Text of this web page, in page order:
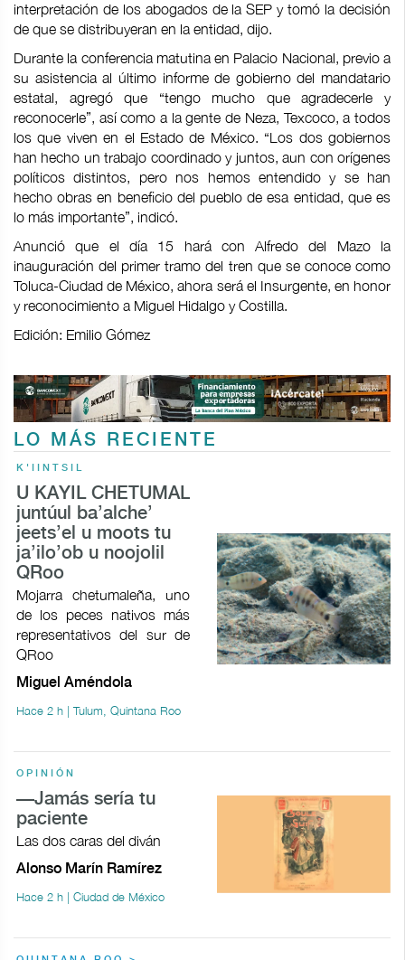
interpretación de los abogados de la SEP y tomó la decisión
de que se distribuyeran en la entidad, dijo.
Durante la conferencia matutina en Palacio Nacional, previo a
su asistencia al último informe de gobierno del mandatario
estatal, agregó que “tengo mucho que agradecerle y
reconocerle”, así como a la gente de Neza, Texcoco, a todos
los que viven en el Estado de México. “Los dos gobiernos
han hecho un trabajo coordinado y juntos, aun con orígenes
políticos distintos, pero nos hemos entendido y se han
hecho obras en beneficio del pueblo de esa entidad, que es
lo más importante”, indicó.
Anunció que el día 15 hará con Alfredo del Mazo la
inauguración del primer tramo del tren que se conoce como
Toluca-Ciudad de México, ahora será el Insurgente, en honor
y reconocimiento a Miguel Hidalgo y Costilla.
Edición: Emilio Gómez
LO MÁS RECIENTE
K'IINTSIL
U KAYIL CHETUMAL
juntúul ba’alche’
jeets’el u moots tu
ja’ilo’ob u noojolil
QRoo
Mojarra chetumaleña, uno
de los peces nativos más
representativos del sur de
QRoo
Miguel Améndola
Hace 2 h | Tulum, Quintana Roo
OPINIÓN
—Jamás sería tu
paciente
Las dos caras del diván
Alonso Marín Ramírez
Hace 2 h | Ciudad de México